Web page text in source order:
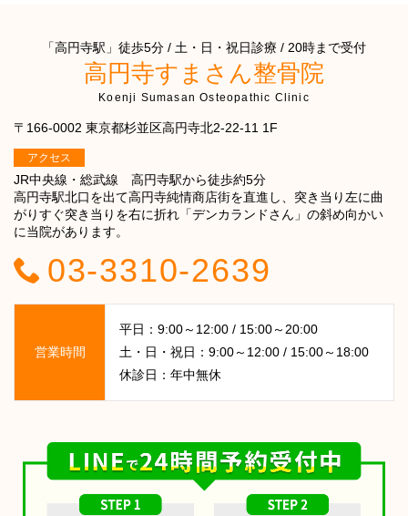
「高円寺駅」徒歩5分 / 土・日・祝日診療 / 20時まで受付
高円寺すまさん整骨院
Koenji Sumasan Osteopathic Clinic
〒166-0002 東京都杉並区高円寺北2-22-11 1F
アクセス
JR中央線・総武線 高円寺駅から徒歩約5分
高円寺駅北口を出て高円寺純情商店街を直進し、突き当り左に曲
がりすぐ突き当りを右に折れ「デンカランドさん」の斜め向かい
に当院があります。
03-3310-2639
営業時間
平日：9:00～12:00 / 15:00～20:00
土・日・祝日：9:00～12:00 / 15:00～18:00
休診日：年中無休